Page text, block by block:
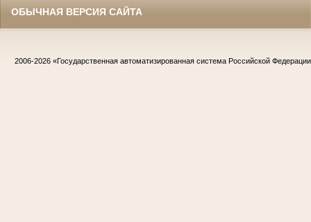
ОБЫЧНАЯ ВЕРСИЯ САЙТА
2006-2026 «Государственная автоматизированная система Российской